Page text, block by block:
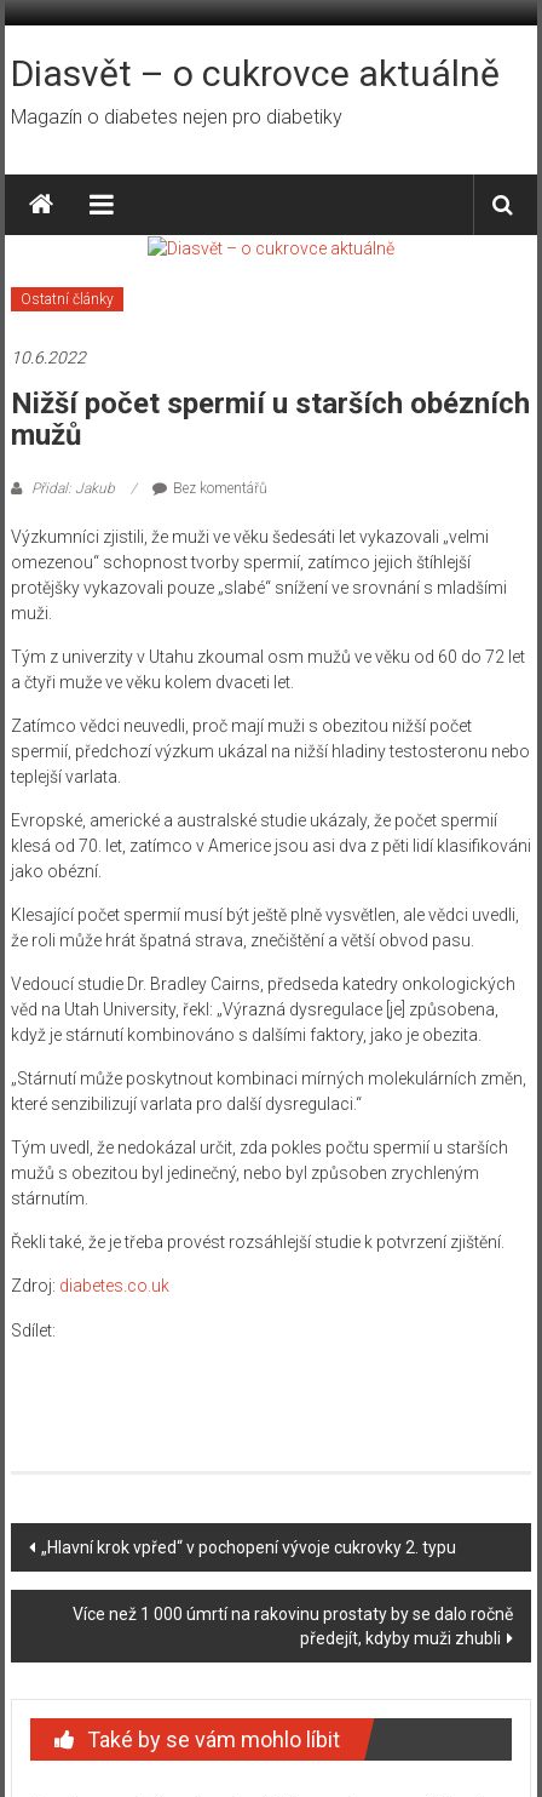
Přeskočit
obsah
Diasvět – o cukrovce aktuálně
Magazín o diabetes nejen pro diabetiky
Ostatní články
10.6.2022
Nižší počet spermií u starších obézních
mužů
Přidal: Jakub Bez komentářů
Výzkumníci zjistili, že muži ve věku šedesáti let vykazovali „velmi
omezenou“ schopnost tvorby spermií, zatímco jejich štíhlejší
protějšky vykazovali pouze „slabé“ snížení ve srovnání s mladšími
muži.
Tým z univerzity v Utahu zkoumal osm mužů ve věku od 60 do 72 let
a čtyři muže ve věku kolem dvaceti let.
Zatímco vědci neuvedli, proč mají muži s obezitou nižší počet
spermií, předchozí výzkum ukázal na nižší hladiny testosteronu nebo
teplejší varlata.
Evropské, americké a australské studie ukázaly, že počet spermií
klesá od 70. let, zatímco v Americe jsou asi dva z pěti lidí klasifikováni
jako obézní.
Klesající počet spermií musí být ještě plně vysvětlen, ale vědci uvedli,
že roli může hrát špatná strava, znečištění a větší obvod pasu.
Vedoucí studie Dr. Bradley Cairns, předseda katedry onkologických
věd na Utah University, řekl: „Výrazná dysregulace [je] způsobena,
když je stárnutí kombinováno s dalšími faktory, jako je obezita.
„Stárnutí může poskytnout kombinaci mírných molekulárních změn,
které senzibilizují varlata pro další dysregulaci.“
Tým uvedl, že nedokázal určit, zda pokles počtu spermií u starších
mužů s obezitou byl jedinečný, nebo byl způsoben zrychleným
stárnutím.
Řekli také, že je třeba provést rozsáhlejší studie k potvrzení zjištění.
Zdroj: diabetes.co.uk
Sdílet:
Navigace
příspěvku
„Hlavní krok vpřed“ v pochopení vývoje cukrovky 2. typu
Více než 1 000 úmrtí na rakovinu prostaty by se dalo ročně
předejít, kdyby muži zhubli
Také by se vám mohlo líbit